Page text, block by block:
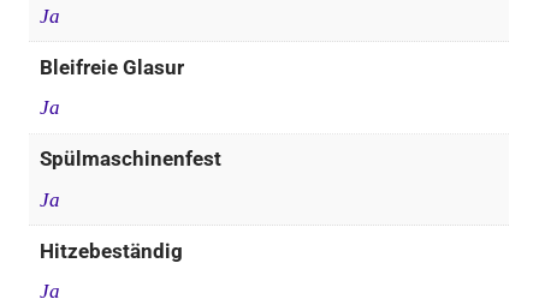
Ja
Bleifreie Glasur
Ja
Spülmaschinenfest
Ja
Hitzebeständig
Ja